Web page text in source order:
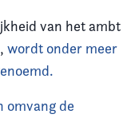
van het ambt
wordt onder meer
omvang de